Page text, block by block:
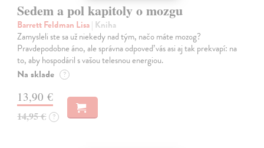
Sedem a pol kapitoly o mozgu
Barrett Feldman Lisa| Kniha
Zamysleli ste sa už niekedy nad tým, načo máte mozog?
Pravdepodobne áno, ale správna odpoveď vás asi aj tak prekvapí: na
to, aby hospodáril s vašou telesnou energiou.
Na sklade ?
13,90 €
14,95 € ?